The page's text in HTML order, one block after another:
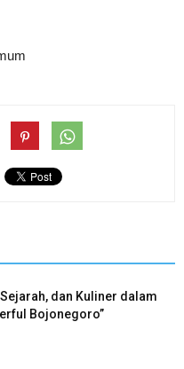
dan Kuliner dalam
Bojonegoro”